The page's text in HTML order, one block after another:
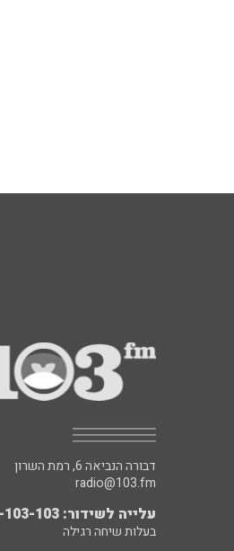
דבורה הנביאה 6, רמת השרון
radio@103.fm
עלייה לשידור: 0552-103-103
בעלות שיחה רגילה